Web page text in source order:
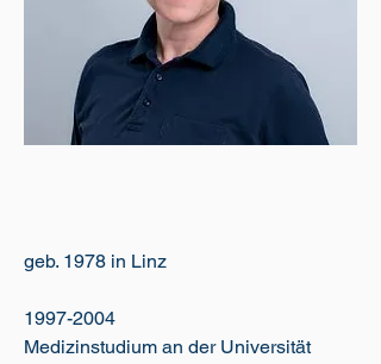
geb. 1978 in Linz
1997-2004
Medizinstudium an der Universität